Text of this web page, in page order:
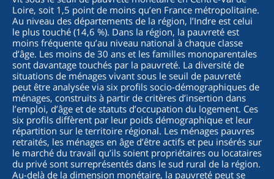
Loire, soit 1,5 point de moins qu’en France métropolitaine.
Au niveau des départements de la région, l’Indre est celui
le plus touché (14,6 %). Dans la région, la pauvreté est
moins fréquente qu’au niveau national à chaque classe
d’âge. Les moins de 30 ans et les familles monoparentales
sont davantage touchés par la pauvreté. La diversité de
situations de ménages vivant sous le seuil de pauvreté
peut être analysée via six profils socio-démographiques de
ménages, construits à partir de critères d’insertion dans
l’emploi, d’âge et de statuts d’occupation du logement. Ces
six profils diffèrent par leur poids démographique et leur
répartition sur le territoire régional. Les ménages pauvres
retraités, les ménages en âge d’être actifs et peu insérés sur
le marché du travail qu’ils soient propriétaires ou locataires
du privé sont surreprésentés dans le sud rural de la région.
Au-delà de la dimension monétaire, la pauvreté peut se